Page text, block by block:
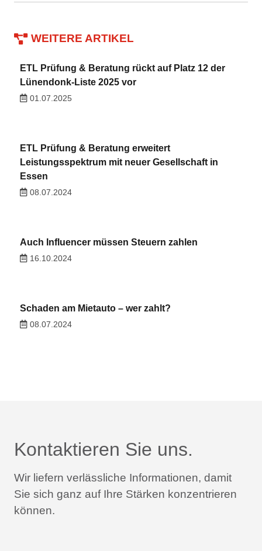
WEITERE ARTIKEL
ETL Prüfung & Beratung rückt auf Platz 12 der
Lünendonk-Liste 2025 vor
01.07.2025
ETL Prüfung & Beratung erweitert
Leistungsspektrum mit neuer Gesellschaft in
Essen
08.07.2024
Auch Influencer müssen Steuern zahlen
16.10.2024
Schaden am Mietauto – wer zahlt?
08.07.2024
Kontaktieren Sie uns.
Wir liefern verlässliche Informationen, damit
Sie sich ganz auf Ihre Stärken konzentrieren
können.